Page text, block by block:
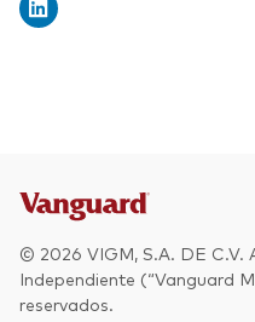
© 2026 VIGM, S.A. DE C.V.
Independiente (“Vanguard
reservados.